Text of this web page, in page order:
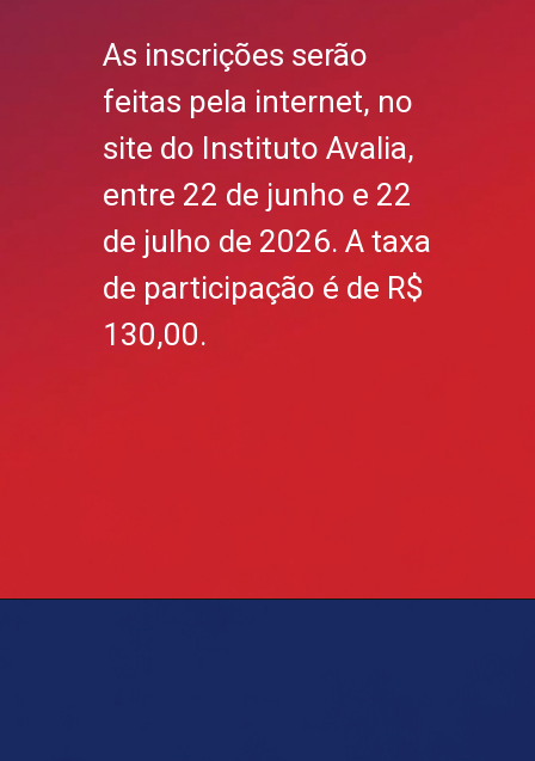
As inscrições serão
feitas pela internet, no
site do Instituto Avalia,
entre 22 de junho e 22
de julho de 2026. A taxa
de participação é de R$
130,00.